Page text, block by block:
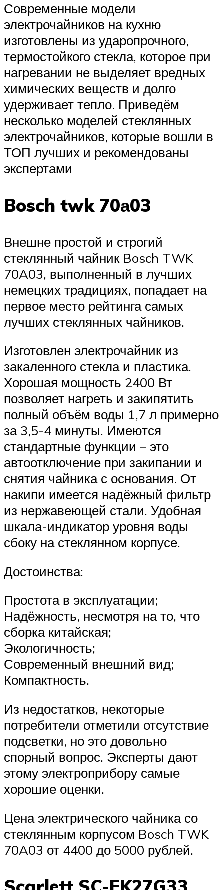
Современные модели
электрочайников на кухню
изготовлены из ударопрочного,
термостойкого стекла, которое при
нагревании не выделяет вредных
химических веществ и долго
удерживает тепло. Приведём
несколько моделей стеклянных
электрочайников, которые вошли в
ТОП лучших и рекомендованы
экспертами
Bosch twk 70а03
Внешне простой и строгий
стеклянный чайник Bosch TWK
70A03, выполненный в лучших
немецких традициях, попадает на
первое место рейтинга самых
лучших стеклянных чайников.
Изготовлен электрочайник из
закаленного стекла и пластика.
Хорошая мощность 2400 Вт
позволяет нагреть и закипятить
полный объём воды 1,7 л примерно
за 3,5-4 минуты. Имеются
стандартные функции – это
автоотключение при закипании и
снятия чайника с основания. От
накипи имеется надёжный фильтр
из нержавеющей стали. Удобная
шкала-индикатор уровня воды
сбоку на стеклянном корпусе.
Достоинства:
Простота в эксплуатации;
Надёжность, несмотря на то, что
сборка китайская;
Экологичность;
Современный внешний вид;
Компактность.
Из недостатков, некоторые
потребители отметили отсутствие
подсветки, но это довольно
спорный вопрос. Эксперты дают
этому электроприбору самые
хорошие оценки.
Цена электрического чайника со
стеклянным корпусом Bosch TWK
70A03 от 4400 до 5000 рублей.